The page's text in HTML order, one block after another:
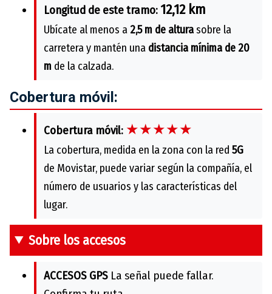
Longitud de este tramo: 12,12 km
Ubícate al menos a2,5 m de alturasobre la
carretera y mantén una distancia mínima de 20
m de la calzada.
Cobertura móvil:
Cobertura móvil: ★★★★★
La cobertura, medida en la zona con la red 5G
de Movistar, puede variar según la compañía, el
número de usuarios y las características del
lugar.
Sobre los accesos
ACCESOS GPS La señal puede fallar.